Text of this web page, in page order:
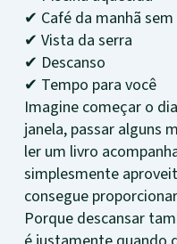
✔ Café da manhã sem
✔ Vista da serra
✔ Descanso
✔ Tempo para você
Imagine começar o
janela, passar alguns
ler um livro
simplesmente
consegue
Porque descansar